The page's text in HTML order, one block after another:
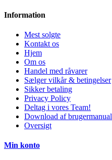
Information
Mest solgte
Kontakt os
Hjem
Om os
Handel med råvarer
Sælger vilkår & betingelser
Sikker betaling
Privacy Policy
Deltag i vores Team!
Download af
Oversigt
Min konto